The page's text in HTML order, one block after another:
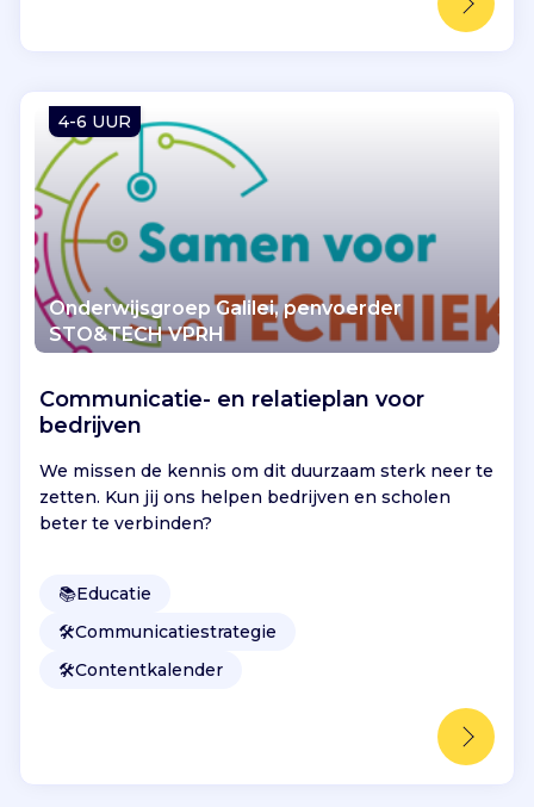
4-6 UUR
Onderwijsgroep Galilei, penvoerder
STO&TECH VPRH
Communicatie- en relatieplan voor
bedrijven
We missen de kennis om dit duurzaam sterk neer te
zetten. Kun jij ons helpen bedrijven en scholen
beter te verbinden?
📚Educatie
🛠️Communicatiestrategie
🛠️Contentkalender